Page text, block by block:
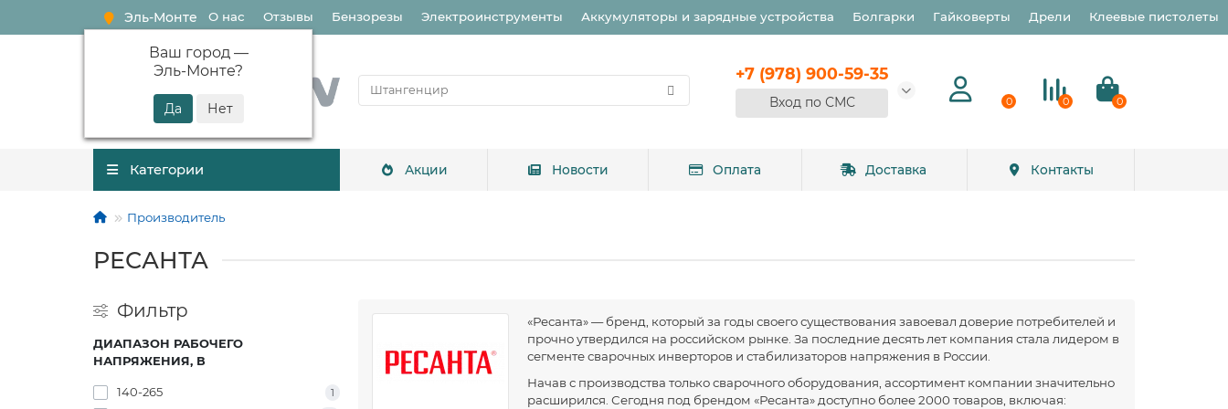
Эль-Монте
Ваш город —
Эль-Монте?
О нас Отзывы Бензорезы Электроинструменты Аккумуляторы и зарядные устройства Болгарки Гайковерты Дрели Клеевые пистолеты
+7 (978) 900-59-35
Вход по СМС 0 0 0
Категории Акции Новости Оплата Доставка Контакты
Производитель
РЕСАНТА
Фильтр
ДИАПАЗОН РАБОЧЕГО
НАПРЯЖЕНИЯ, В
140-265 1
«Ресанта» — бренд, который за годы своего существования завоевал доверие потребителей и
прочно утвердился на российском рынке. За последние десять лет компания стала лидером в
сегменте сварочных инверторов и стабилизаторов напряжения в России.
Начав с производства только сварочного оборудования, ассортимент компании значительно
расширился. Сегодня под брендом «Ресанта» доступно более 2000 товаров, включая: